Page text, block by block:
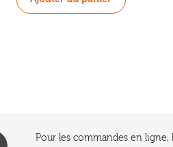
Pour les commandes en